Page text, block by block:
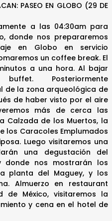
PASEO EN GLOBO (29 DE
a las 04:30am para
nos prepararemos
en Globo en servicio
un coffee break. El
a una hora. Al bajar
Posteriormente
la zona arqueológica de
de haber visto por el aire
más de cerca las
de los Muertos, la
Caracoles Emplumados
Luego visitaremos una
una degustación del
nos mostrarán los
del Maguey, y los
Almuerzo en restaurant
México, visitaremos la
y cena en el hotel de